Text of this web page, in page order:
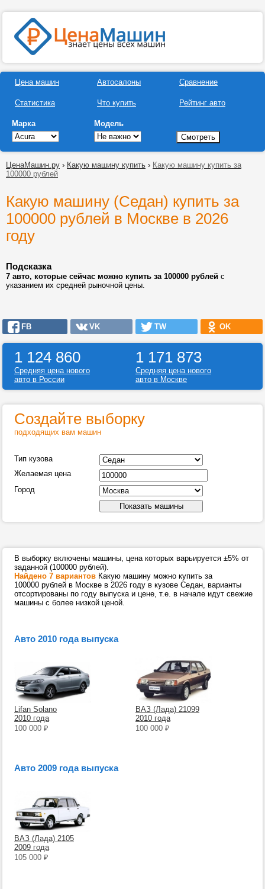
Цена машин
Статистика
Автосалоны
Что купить
Сравнение
Рейтинг авто
Марка Модель
ЦенаМашин.ру › Какую машину купить › Какую машину купить за
100000 рублей
Какую машину (Седан) купить за
100000 рублей в Москве в 2026
году
Подсказка
7 авто, которые сейчас можно купить за 100000 рублей с
указанием их средней рыночной цены.
FB VK TW OK
1 124 860 1 171 873
Средняя цена нового
авто в России
Средняя цена нового
авто в Москве
Создайте выборку
подходящих вам машин
Тип кузова
Желаемая цена
Город
В выборку включены машины, цена которых варьируется ±5% от
заданной (100000 рублей).
Найдено 7 вариантов Какую машину можно купить за
100000 рублей в Москве в 2026 году в кузове Седан, варианты
отсортированы по году выпуска и цене, т.е. в начале идут свежие
машины с более низкой ценой.
Авто 2010 года выпуска
Lifan Solano
2010 года
100 000 ₽
ВАЗ (Лада) 21099
2010 года
100 000 ₽
Авто 2009 года выпуска
ВАЗ (Лада) 2105
2009 года
105 000 ₽